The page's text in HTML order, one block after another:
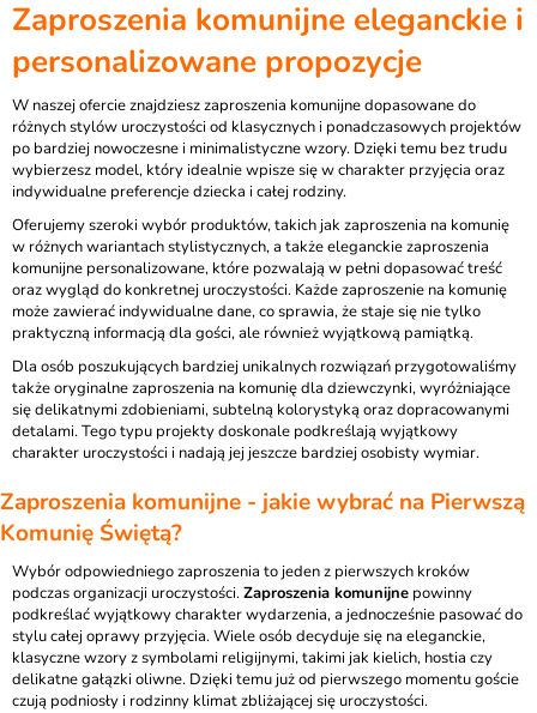
Zaproszenia komunijne eleganckie i
personalizowane propozycje
W naszej ofercie znajdziesz zaproszenia komunijne dopasowane do
różnych stylów uroczystości od klasycznych i ponadczasowych projektów
po bardziej nowoczesne i minimalistyczne wzory. Dzięki temu bez trudu
wybierzesz model, który idealnie wpisze się w charakter przyjęcia oraz
indywidualne preferencje dziecka i całej rodziny.
Oferujemy szeroki wybór produktów, takich jak zaproszenia na komunię
w różnych wariantach stylistycznych, a także eleganckie zaproszenia
komunijne personalizowane, które pozwalają w pełni dopasować treść
oraz wygląd do konkretnej uroczystości. Każde zaproszenie na komunię
może zawierać indywidualne dane, co sprawia, że staje się nie tylko
praktyczną informacją dla gości, ale również wyjątkową pamiątką.
Dla osób poszukujących bardziej unikalnych rozwiązań przygotowaliśmy
także oryginalne zaproszenia na komunię dla dziewczynki, wyróżniające
się delikatnymi zdobieniami, subtelną kolorystyką oraz dopracowanymi
detalami. Tego typu projekty doskonale podkreślają wyjątkowy
charakter uroczystości i nadają jej jeszcze bardziej osobisty wymiar.
Zaproszenia komunijne - jakie wybrać na Pierwszą
Komunię Świętą?
Wybór odpowiedniego zaproszenia to jeden z pierwszych kroków
podczas organizacji uroczystości.Zaproszenia komunijne powinny
podkreślać wyjątkowy charakter wydarzenia, a jednocześnie pasować do
stylu całej oprawy przyjęcia. Wiele osób decyduje się na eleganckie,
klasyczne wzory z symbolami religijnymi, takimi jak kielich, hostia czy
delikatne gałązki oliwne. Dzięki temu już od pierwszego momentu goście
czują podniosły i rodzinny klimat zbliżającej się uroczystości.